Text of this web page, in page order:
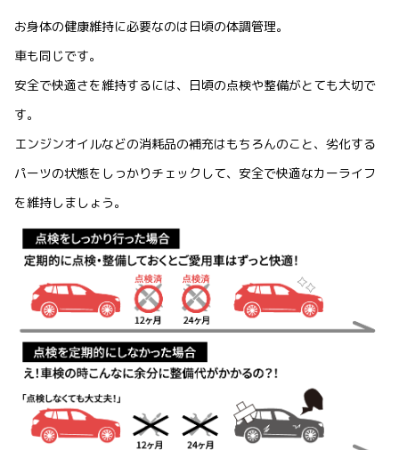
お身体の健康維持に必要なのは日頃の体調管理。
車も同じです。
安全で快適さを維持するには、日頃の点検や整備がとても大切で
す。
エンジンオイルなどの消耗品の補充はもちろんのこと、劣化する
パーツの状態をしっかりチェックして、安全で快適なカーライフ
を維持しましょう。